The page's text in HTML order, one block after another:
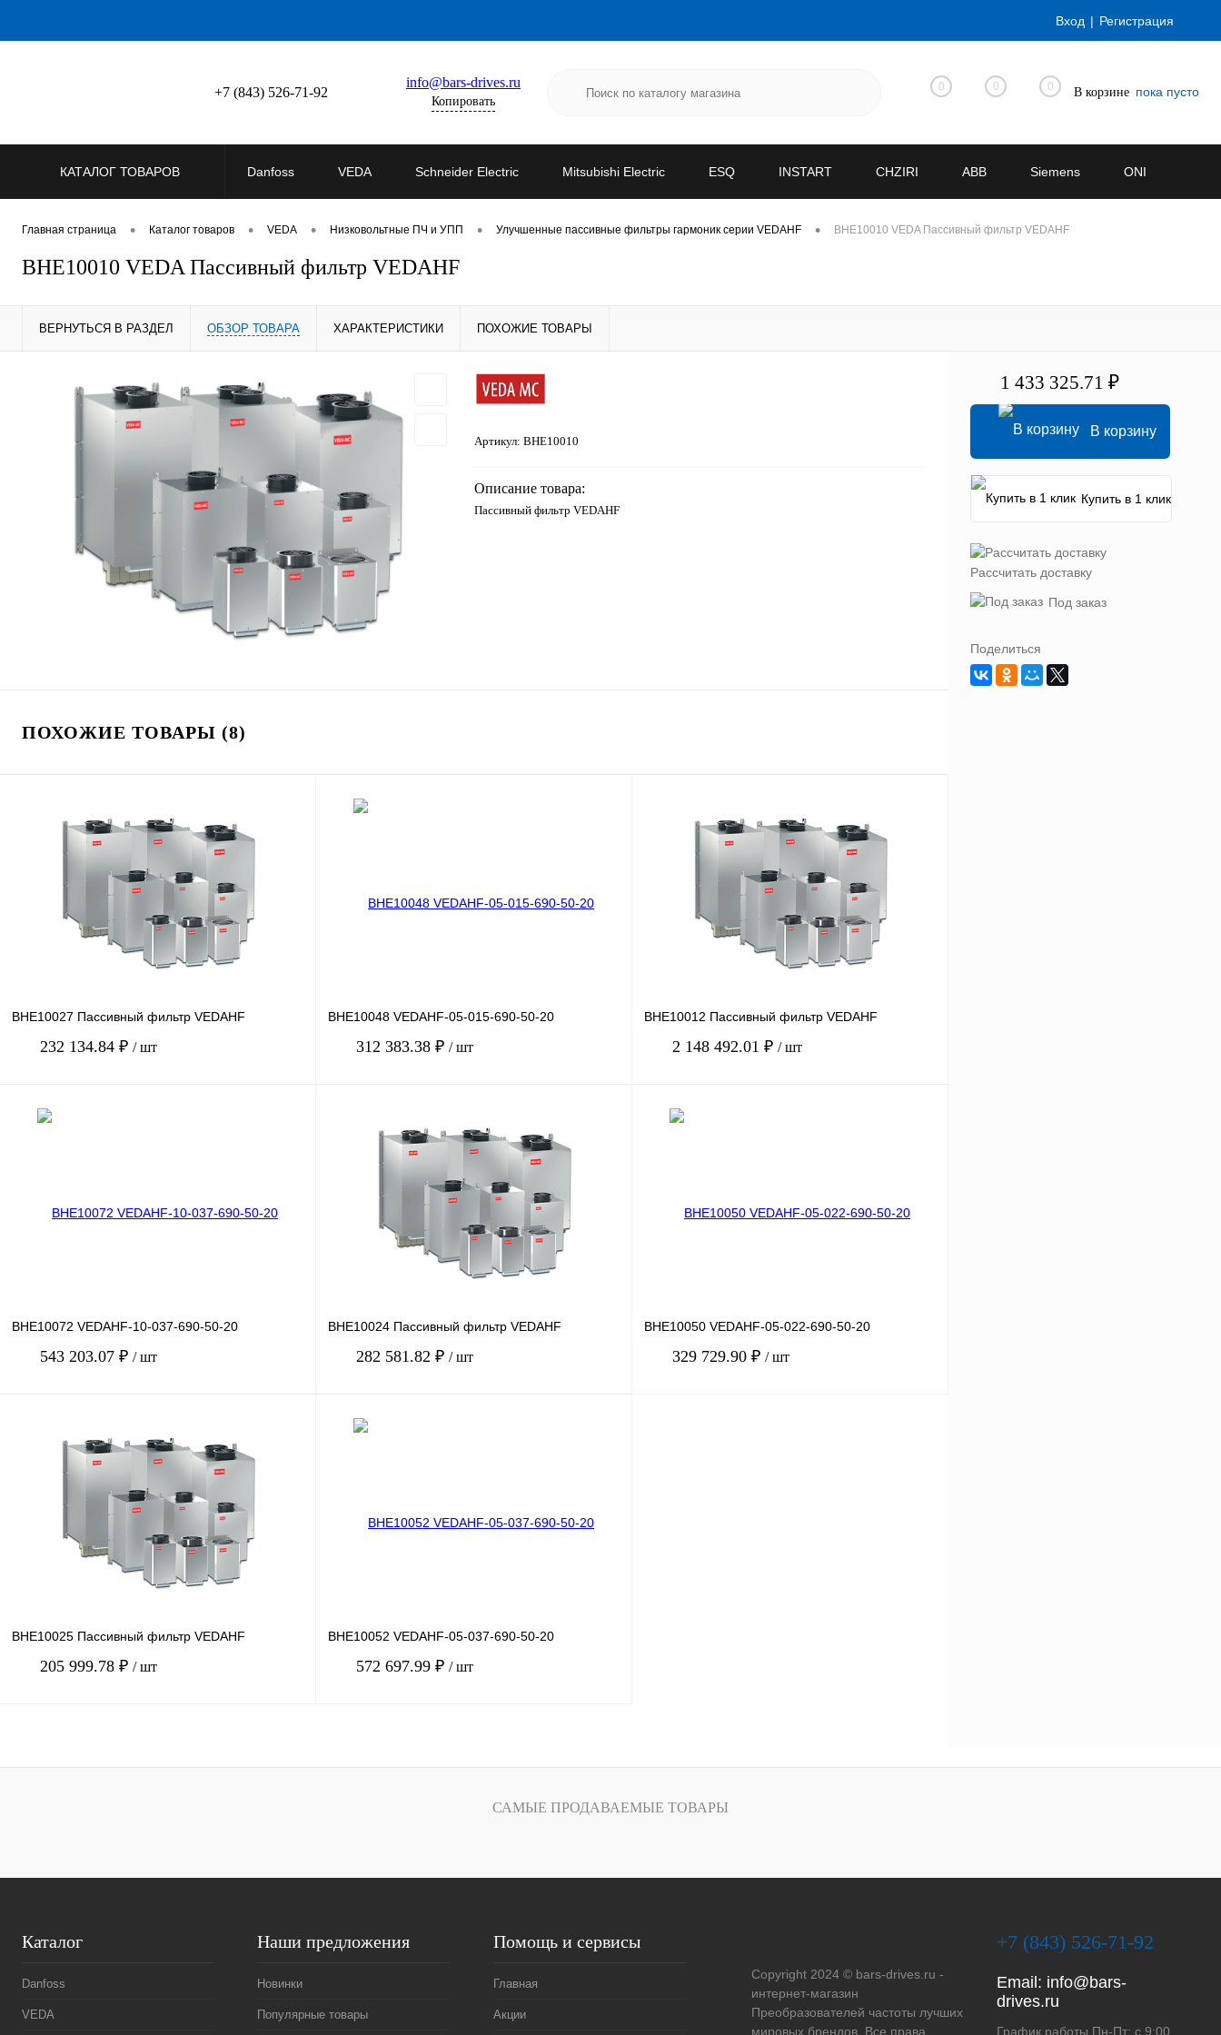
Вход Регистрация
+7 (843) 526-71-92
info@bars-drives.ru
Копировать
0 0 0 В корзине пока пусто
КАТАЛОГ ТОВАРОВ Danfoss VEDA Schneider Electric Mitsubishi Electric ESQ INSTART CHZIRI ABB Siemens ONI
Главная страница • Каталог товаров • VEDA • Низковольтные ПЧ и УПП • Улучшенные пассивные фильтры гармоник серии VEDAHF • BHE10010 VEDA Пассивный фильтр VEDAHF
BHE10010 VEDA Пассивный фильтр VEDAHF
ВЕРНУТЬСЯ В РАЗДЕЛ ОБЗОР ТОВАРА ХАРАКТЕРИСТИКИ ПОХОЖИЕ ТОВАРЫ
Артикул: BHE10010
Описание товара:
Пассивный фильтр VEDAHF
ПОХОЖИЕ ТОВАРЫ (8)
BHE10027 Пассивный фильтр VEDAHF
232 134.84 ₽ / шт
BHE10048 VEDAHF-05-015-690-50-20
312 383.38 ₽ / шт
Купить в 1 клик Сравнение
В избранное Под заказ
BHE10012 Пассивный фильтр VEDAHF
2 148 492.01 ₽ / шт
BHE10072 VEDAHF-10-037-690-50-20
543 203.07 ₽ / шт
Купить в 1 клик Сравнение
В избранное Под заказ
BHE10024 Пассивный фильтр VEDAHF
282 581.82 ₽ / шт
BHE10050 VEDAHF-05-022-690-50-20
329 729.90 ₽ / шт
BHE10025 Пассивный фильтр VEDAHF
205 999.78 ₽ / шт
BHE10052 VEDAHF-05-037-690-50-20
572 697.99 ₽ / шт
1 433 325.71 ₽
В корзину
Купить в 1 клик
Рассчитать доставку
Под заказ
Поделиться
САМЫЕ ПРОДАВАЕМЫЕ ТОВАРЫ
Каталог
Danfoss
VEDA
Наши предложения
Новинки
Популярные товары
Помощь и сервисы
Главная
Акции
Copyright 2024 © bars-drives.ru -
интернет-магазин
Преобразователей частоты лучших
мировых брендов. Все права
+7 (843) 526-71-92
Email: info@bars-
drives.ru
График работы Пн-Пт: с 9:00